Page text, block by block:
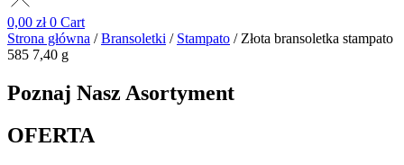
0,00 zł 0 Cart
Strona główna /Bransoletki / Stampato / Złota bransoletka stampato
585 7,40 g
Poznaj Nasz Asortyment
OFERTA